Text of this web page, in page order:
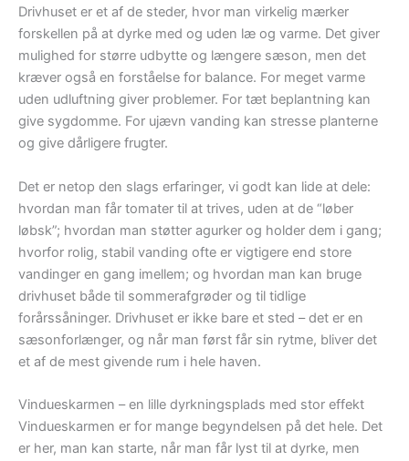
Drivhuset er et af de steder, hvor man virkelig mærker
forskellen på at dyrke med og uden læ og varme. Det giver
mulighed for større udbytte og længere sæson, men det
kræver også en forståelse for balance. For meget varme
uden udluftning giver problemer. For tæt beplantning kan
give sygdomme. For ujævn vanding kan stresse planterne
og give dårligere frugter.
Det er netop den slags erfaringer, vi godt kan lide at dele:
hvordan man får tomater til at trives, uden at de “løber
løbsk”; hvordan man støtter agurker og holder dem i gang;
hvorfor rolig, stabil vanding ofte er vigtigere end store
vandinger en gang imellem; og hvordan man kan bruge
drivhuset både til sommerafgrøder og til tidlige
forårssåninger. Drivhuset er ikke bare et sted – det er en
sæsonforlænger, og når man først får sin rytme, bliver det
et af de mest givende rum i hele haven.
Vindueskarmen – en lille dyrkningsplads med stor effekt
Vindueskarmen er for mange begyndelsen på det hele. Det
er her, man kan starte, når man får lyst til at dyrke, men